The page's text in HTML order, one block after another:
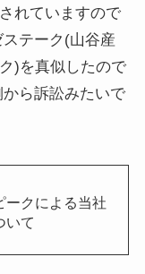
れていますので
テーク(山谷産
)を真似したので
ら訴訟みたいで
ークによる当社
いて